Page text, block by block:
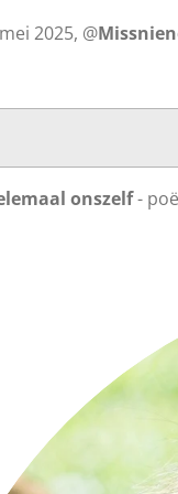
2025, @
onszelf-